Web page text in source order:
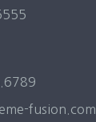
fusion.com